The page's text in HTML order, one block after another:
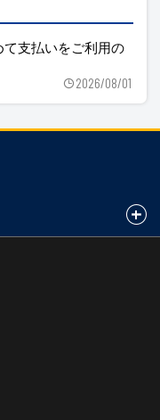
て支払いをご利用の
2026/08/01